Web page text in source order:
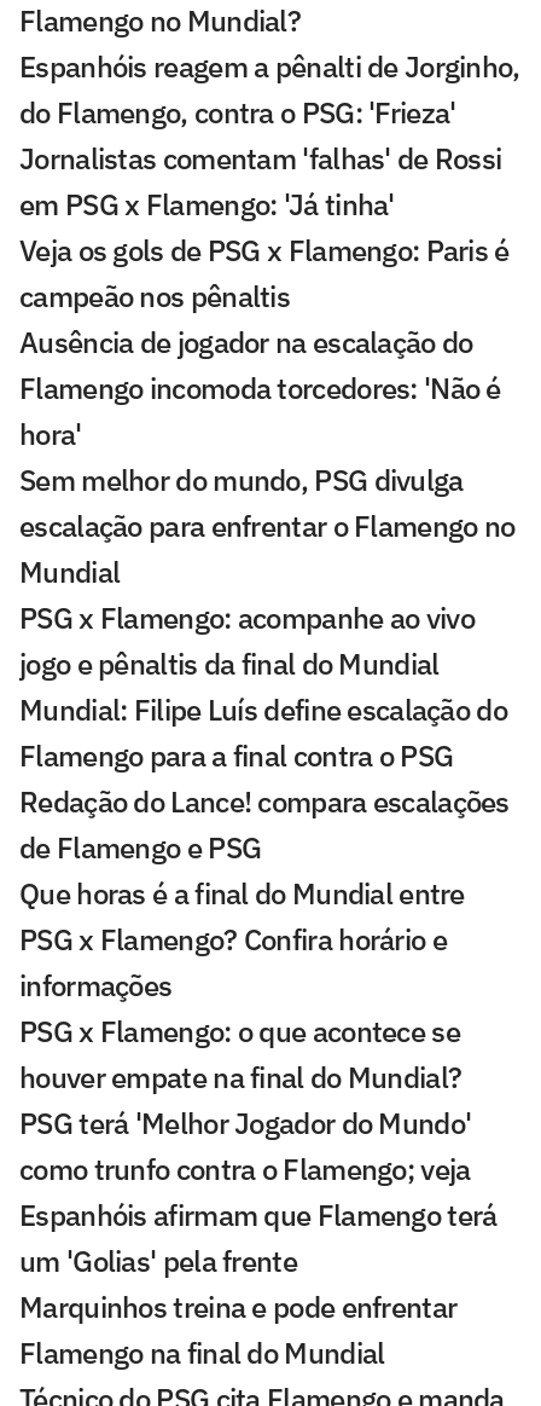
Flamengo no Mundial?
Espanhóis reagem a pênalti de Jorginho,
do Flamengo, contra o PSG: 'Frieza'
Jornalistas comentam 'falhas' de Rossi
em PSG x Flamengo: 'Já tinha'
Veja os gols de PSG x Flamengo: Paris é
campeão nos pênaltis
Ausência de jogador na escalação do
Flamengo incomoda torcedores: 'Não é
hora'
Sem melhor do mundo, PSG divulga
escalação para enfrentar o Flamengo no
Mundial
PSG x Flamengo: acompanhe ao vivo
jogo e pênaltis da final do Mundial
Mundial: Filipe Luís define escalação do
Flamengo para a final contra o PSG
Redação do Lance! compara escalações
de Flamengo e PSG
Que horas é a final do Mundial entre
PSG x Flamengo? Confira horário e
informações
PSG x Flamengo: o que acontece se
houver empate na final do Mundial?
PSG terá 'Melhor Jogador do Mundo'
como trunfo contra o Flamengo; veja
Espanhóis afirmam que Flamengo terá
um 'Golias' pela frente
Marquinhos treina e pode enfrentar
Flamengo na final do Mundial